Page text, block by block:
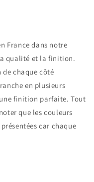
France dans notre
qualité et la finition.
chaque côté
en plusieurs
finition parfaite. Tout
que les couleurs
car chaque
ajouter des
et afficher vos